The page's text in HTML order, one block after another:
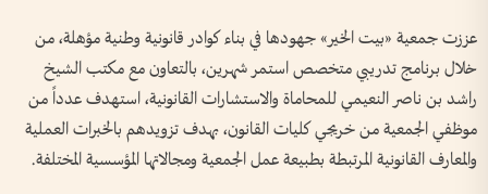
عززت جمعية «بيت الخير» جهودها في بناء كوادر قانونية وطنية مؤهلة، من
خلال برنامج تدريبي متخصص استمر شهرين، بالتعاون مع مكتب الشيخ
راشد بن ناصر النعيمي للمحاماة والاستشارات القانونية، استهدف عدداً من
موظفي الجمعية من خريجي كليات القانون، بهدف تزويدهم بالخبرات العملية
والمعارف القانونية المرتبطة بطبيعة عمل الجمعية ومجالاتها المؤسسية المختلفة.